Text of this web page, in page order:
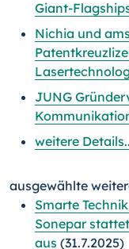
Giant-
Nichia und
JUNG
weitere
ausgewählte
Smarte
Sonepar
aus (31.7.2025)